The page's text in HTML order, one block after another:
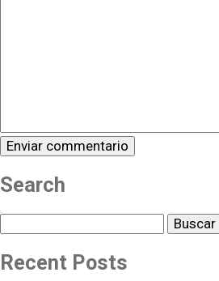
Search
Recent Posts